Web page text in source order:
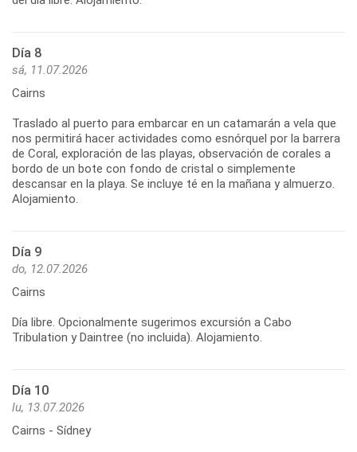
Día 8
sá, 11.07.2026
Cairns
Traslado al puerto para embarcar en un catamarán a vela que
nos permitirá hacer actividades como esnórquel por la barrera
de Coral, exploración de las playas, observación de corales a
bordo de un bote con fondo de cristal o simplemente
descansar en la playa. Se incluye té en la mañana y almuerzo.
Día 9
do, 12.07.2026
Cairns
Día libre. Opcionalmente sugerimos excursión a Cabo
Día 10
lu, 13.07.2026
Cairns - Sídney